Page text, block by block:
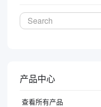
产品中心
查看所有产品